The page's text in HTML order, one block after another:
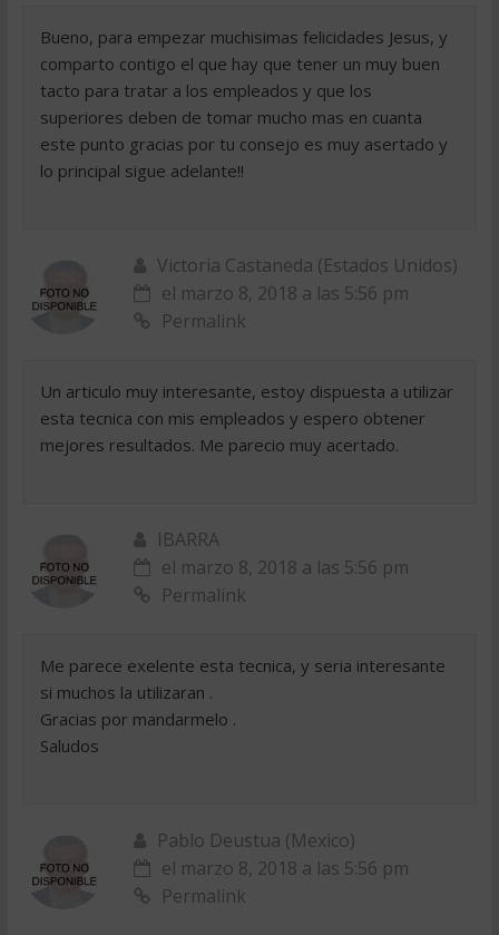
Bueno, para empezar muchisimas felicidades Jesus, y
comparto contigo el que hay que tener un muy buen
tacto para tratar a los empleados y que los
superiores deben de tomar mucho mas en cuanta
este punto gracias por tu consejo es muy asertado y
lo principal sigue adelante!!
Victoria Castaneda (Estados Unidos)
el marzo 8, 2018 a las 5:56 pm
Permalink
Un articulo muy interesante, estoy dispuesta a utilizar
esta tecnica con mis empleados y espero obtener
mejores resultados. Me parecio muy acertado.
IBARRA
el marzo 8, 2018 a las 5:56 pm
Permalink
Me parece exelente esta tecnica, y seria interesante
si muchos la utilizaran .
Gracias por mandarmelo .
Saludos
Pablo Deustua (Mexico)
el marzo 8, 2018 a las 5:56 pm
Permalink